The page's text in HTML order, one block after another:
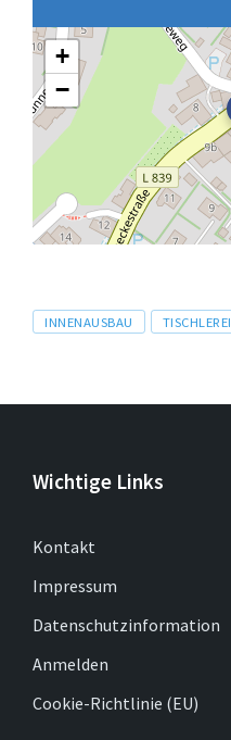
+
−
Tags
INNENAUSBAU TISCHLEREI
Wichtige Links
Kontakt
Impressum
Datenschutzinformation
Anmelden
Cookie-Richtlinie (EU)